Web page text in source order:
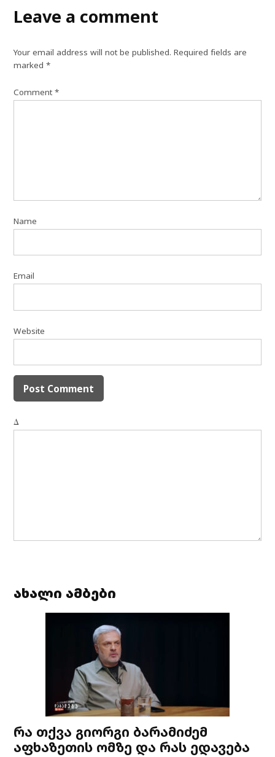
Leave a comment
Your email address will not be published. Required fields are
marked*
Comment*
Name
Email
Website
Δ
ახალი ამბები
რა თქვა გიორგი ბარამიძემ
აფხაზეთის ომზე და რას ედავება